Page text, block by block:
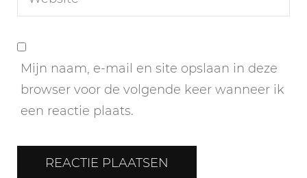
Mijn naam, e-mail en site opslaan in deze
browser voor de volgende keer wanneer ik
een reactie plaats.